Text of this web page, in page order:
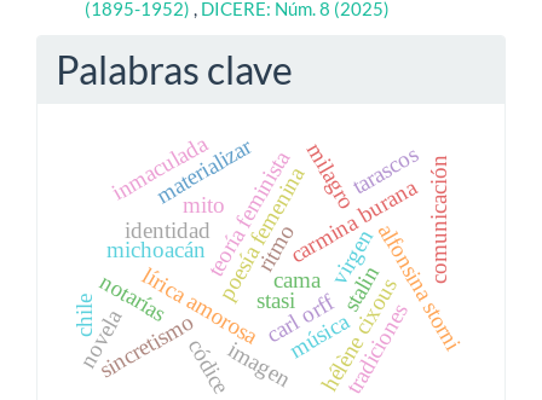
(1895-1952) , DICERE: Núm. 8 (2025)
Palabras clave
carl orff
carmina burana
mito
música
ritmo alfonsina storni
poesía femenina
lírica amorosa
teoría feminista
hélène cixous
virgen
milagro
materializar
inmaculada
imagen
identidad
tradiciones
sincretismo
michoacán
notarías cama
códice
tarascos comunicación
novela
stasi
chile stalin